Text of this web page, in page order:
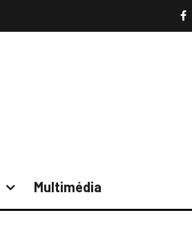
Multimédia